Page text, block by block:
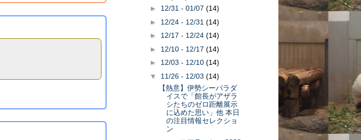
► 12/31 - 01/07 (14)
► 12/24 - 12/31 (14)
► 12/17 - 12/24 (14)
► 12/10 - 12/17 (14)
► 12/03 - 12/10 (14)
▼ 11/26 - 12/03 (14)
【熱意】伊勢シーパラダ
イスで「館長がアザラ
シたちのゼロ距離展示
に込めた思い」他 本日
の注目情報セレクショ
ン